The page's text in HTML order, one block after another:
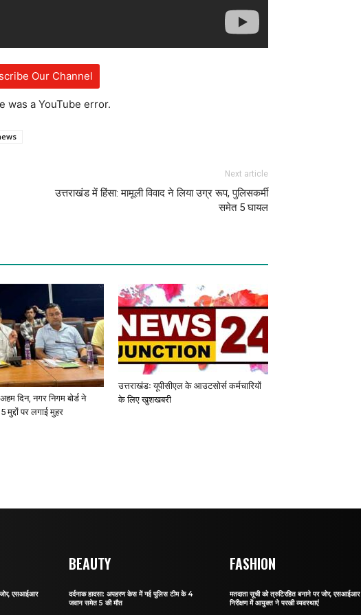
Our Channel
was a YouTube error.
Next article
उत्तराखंड में हिंसा: मामूली विवाद ने लिया उग्र रूप, पुलिसकर्मी
समेत 5 घायल
अहम दिन, नगर निगम बोर्ड ने
पर लगाई मुहर
उत्तराखंडः यूपीसीएल के आउटसोर्स कर्मचारियों
के लिए खुशखबरी
जोर, एसआईआर
BEAUTY
दर्दनाक हादसा: अपहरण केस में गई पुलिस टीम के 4
जवान समेत 5 की मौत
FASHION
मतदाता सूची को त्रुटिरहित बनाने पर जोर, एसआईआर
निरीक्षण में आयुक्त ने परखी व्यवस्थाएं